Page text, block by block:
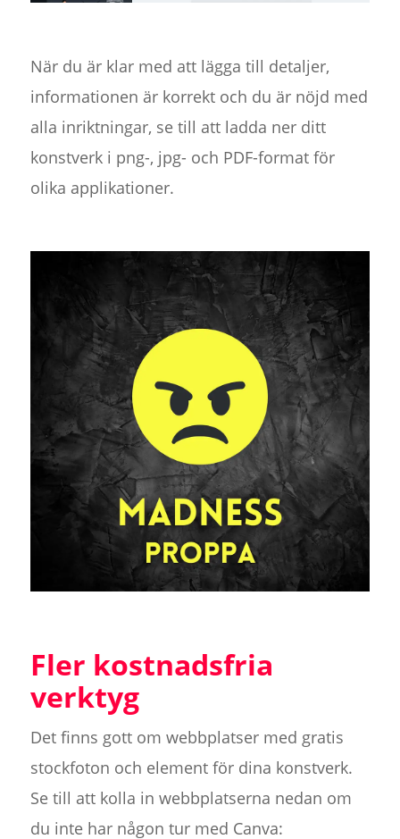
När du är klar med att lägga till detaljer,
informationen är korrekt och du är nöjd med
alla inriktningar, se till att ladda ner ditt
konstverk i png-, jpg- och PDF-format för
olika applikationer.
Fler kostnadsfria
verktyg
Det finns gott om webbplatser med gratis
stockfoton och element för dina konstverk.
Se till att kolla in webbplatserna nedan om
du inte har någon tur med Canva: